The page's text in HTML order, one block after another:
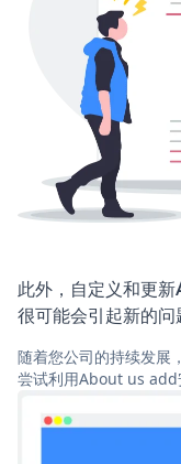
此外，自定义和更
很可能会引起新的问
随着您公司的持续发展
尝试利用About us add